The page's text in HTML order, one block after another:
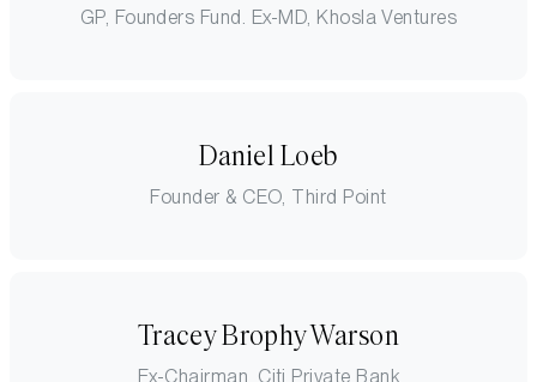
GP, Founders Fund. Ex-MD, Khosla Ventures
Daniel Loeb
Founder & CEO, Third Point
Tracey Brophy Warson
Ex-Chairman, Citi Private Bank